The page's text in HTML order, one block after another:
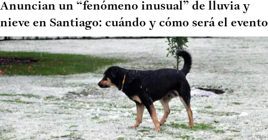
Anuncian un “fenómeno inusual” de lluvia y
nieve en Santiago: cuándo y cómo será el evento